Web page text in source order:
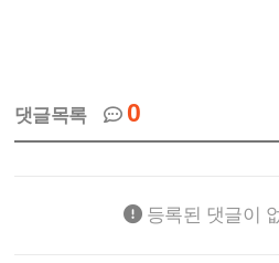
댓글목록 0
등록된 댓글이